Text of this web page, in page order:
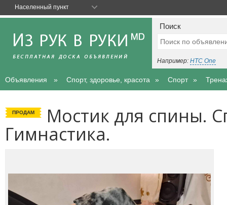
Поиск
Например: HTC One
Объявления Спорт, здоровье, красота Спорт
ПРОДАМ Мостик для спины.
Гимнастика.
Населенный пункт